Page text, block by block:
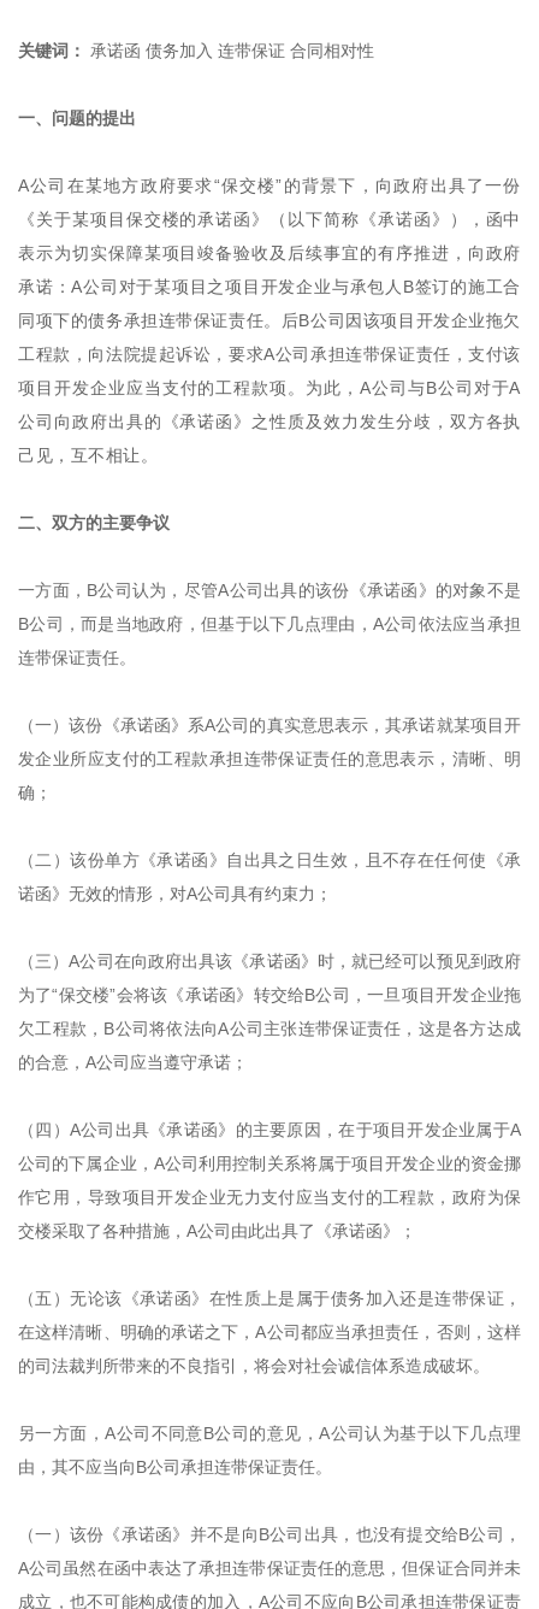
关键词： 承诺函 债务加入 连带保证 合同相对性
一、问题的提出
A公司在某地方政府要求“保交楼”的背景下，向政府出具了一份
《关于某项目保交楼的承诺函》（以下简称《承诺函》），函中
表示为切实保障某项目竣备验收及后续事宜的有序推进，向政府
承诺：A公司对于某项目之项目开发企业与承包人B签订的施工合
同项下的债务承担连带保证责任。后B公司因该项目开发企业拖欠
工程款，向法院提起诉讼，要求A公司承担连带保证责任，支付该
项目开发企业应当支付的工程款项。为此，A公司与B公司对于A
公司向政府出具的《承诺函》之性质及效力发生分歧，双方各执
己见，互不相让。
二、双方的主要争议
一方面，B公司认为，尽管A公司出具的该份《承诺函》的对象不是
B公司，而是当地政府，但基于以下几点理由，A公司依法应当承担
连带保证责任。
（一）该份《承诺函》系A公司的真实意思表示，其承诺就某项目开
发企业所应支付的工程款承担连带保证责任的意思表示，清晰、明
确；
（二）该份单方《承诺函》自出具之日生效，且不存在任何使《承
诺函》无效的情形，对A公司具有约束力；
（三）A公司在向政府出具该《承诺函》时，就已经可以预见到政府
为了“保交楼”会将该《承诺函》转交给B公司，一旦项目开发企业拖
欠工程款，B公司将依法向A公司主张连带保证责任，这是各方达成
的合意，A公司应当遵守承诺；
（四）A公司出具《承诺函》的主要原因，在于项目开发企业属于A
公司的下属企业，A公司利用控制关系将属于项目开发企业的资金挪
作它用，导致项目开发企业无力支付应当支付的工程款，政府为保
交楼采取了各种措施，A公司由此出具了《承诺函》；
（五）无论该《承诺函》在性质上是属于债务加入还是连带保证，
在这样清晰、明确的承诺之下，A公司都应当承担责任，否则，这样
的司法裁判所带来的不良指引，将会对社会诚信体系造成破坏。
另一方面，A公司不同意B公司的意见，A公司认为基于以下几点理
由，其不应当向B公司承担连带保证责任。
（一）该份《承诺函》并不是向B公司出具，也没有提交给B公司，
A公司虽然在函中表达了承担连带保证责任的意思，但保证合同并未
成立，也不可能构成债的加入，A公司不应向B公司承担连带保证责